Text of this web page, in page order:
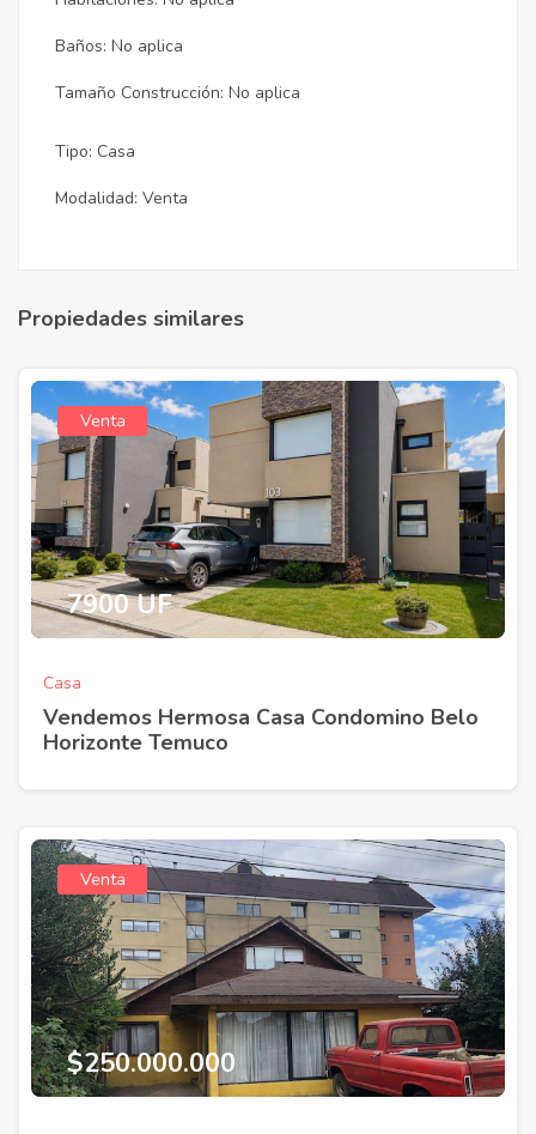
Baños: No aplica
Tamaño Construcción: No aplica
Tipo: Casa
Modalidad: Venta
Propiedades similares
Venta
7900 UF
Casa
Vendemos Hermosa Casa Condomino Belo
Horizonte Temuco
Venta
$250.000.000